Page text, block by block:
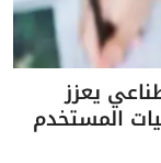
يعزز
المستخدم